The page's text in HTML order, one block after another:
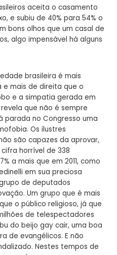
aceita o casamento
e subiu de 40% para 54% o
bons olhos que um casal de
algo impensável há alguns
brasileira é mais
e mais de direita que o
e a simpatia gerada em
que não é sempre
parada no Congresso uma
Os ilustres
são capazes da aprovar,
horrível de 338
a mais que em 2011, como
em sua preciosa
de deputados
Um grupo que é mais
o público religioso, já que
de telespectadores
do beijo gay cair, uma boa
de evangélicos. E não
Nestes tempos de